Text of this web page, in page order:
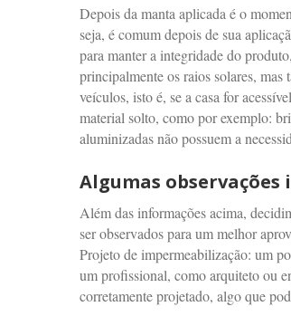
Depois da manta aplicada é o
seja, é comum depois de sua
para manter a integridade do
principalmente os raios solares, mas
veículos, isto é, se a casa for
material solto, como por exemplo:
aluminizadas não possuem a
Algumas
Além das informações acima,
ser observados para um melhor
Projeto de impermeabilização: um
um profissional, como arquiteto ou
corretamente projetado, algo que